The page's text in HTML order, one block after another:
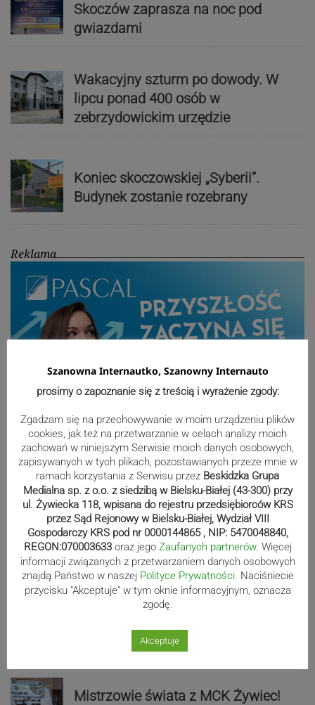
Skoczów zaprasza na noc pod
gwiazdami
Wakacyjny szturm po dowody. W
lipcu ponad 400 osób w
zebrzydowickim urzędzie
Koniec skoczowskiej „Syberii”.
Budynek zostanie rozebrany
Reklama
Sport
Beniaminek ze spadkowiczem na
remis. Podbeskidzie – Lechia 2:2 |
ZDJĘCIA
Biało-zieloni nadal niepokonani.
Rekord – Stal 3:1 | ZDJĘCIA
Mistrzowie świata z MCK Żywiec!
Szanowna Internautko, Szanowny Internauto
prosimy o zapoznanie się z treścią i wyrażenie zgody:
Zgadzam się na przechowywanie w moim urządzeniu plików
cookies, jak też na przetwarzanie w celach analizy moich
zachowań w niniejszym Serwisie moich danych osobowych,
zapisywanych w tych plikach, pozostawianych przeze mnie w
ramach korzystania z Serwisu przez Beskidzka Grupa
Medialna sp. z o.o. z siedzibą w Bielsku-Białej (43-300) przy
ul. Żywiecka 118, wpisana do rejestru przedsiębiorców KRS
przez Sąd Rejonowy w Bielsku-Białej, Wydział VIII
Gospodarczy KRS pod nr 0000144865 , NIP: 5470048840,
REGON:070003633 oraz jego Zaufanych partnerów. Więcej
informacji związanych z przetwarzaniem danych osobowych
znajdą Państwo w naszej Polityce Prywatności. Naciśniecie
przycisku "Akceptuje" w tym oknie informacyjnym, oznacza
zgodę.
Akceptuje